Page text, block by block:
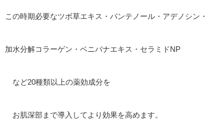
この時期必要なツボ草エキス・パンテノール・アデノシン・
加水分解コラーゲン・ベニバナエキス・セラミドNP
など20種類以上の薬効成分を
お肌深部まで導入してより効果を高めます。